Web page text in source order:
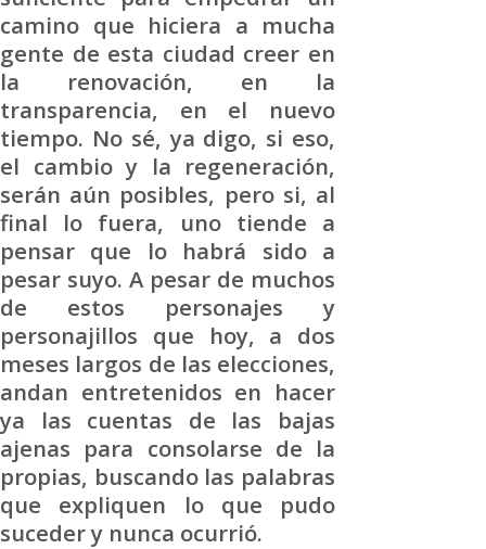
camino que hiciera a mucha
gente de esta ciudad creer en
la renovación, en la
transparencia, en el nuevo
tiempo. No sé, ya digo, si eso,
el cambio y la regeneración,
serán aún posibles, pero si, al
final lo fuera, uno tiende a
pensar que lo habrá sido a
pesar suyo. A pesar de muchos
de estos personajes y
personajillos que hoy, a dos
meses largos de las elecciones,
andan entretenidos en hacer
ya las cuentas de las bajas
ajenas para consolarse de la
propias, buscando las palabras
que expliquen lo que pudo
suceder y nunca ocurrió.